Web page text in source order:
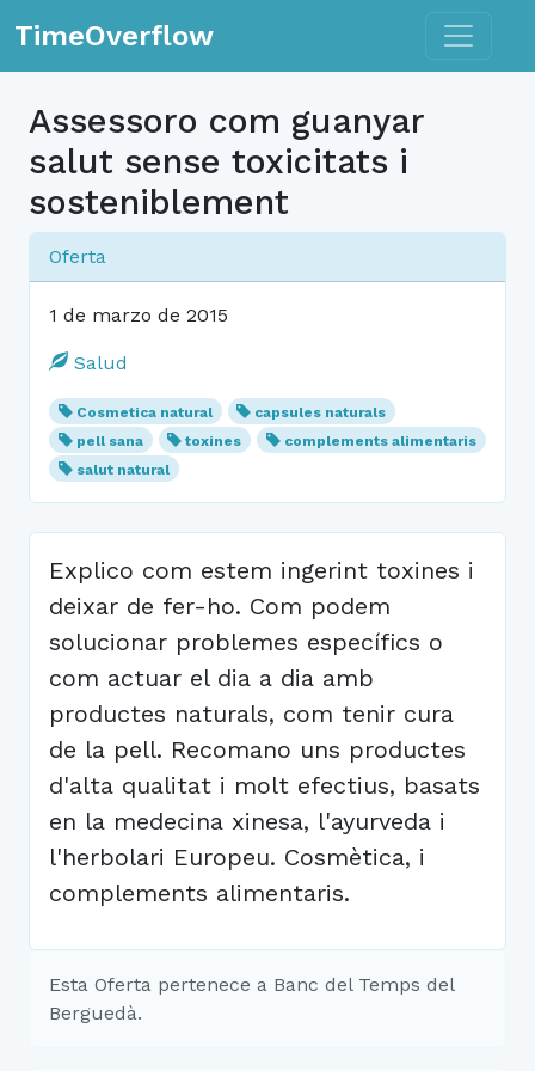
TimeOverflow Toggle
Assessoro com guanyar
salut sense toxicitats i
sosteniblement
Oferta
1 de marzo de 2015
Salud
Cosmetica natural
capsules naturals
pell sana
toxines
complements alimentaris
salut natural
Explico com estem ingerint toxines i
deixar de fer-ho. Com podem
solucionar problemes específics o
com actuar el dia a dia amb
productes naturals, com tenir cura
de la pell. Recomano uns productes
d'alta qualitat i molt efectius, basats
en la medecina xinesa, l'ayurveda i
l'herbolari Europeu. Cosmètica, i
complements alimentaris.
Esta Oferta pertenece a Banc del Temps del
Berguedà.